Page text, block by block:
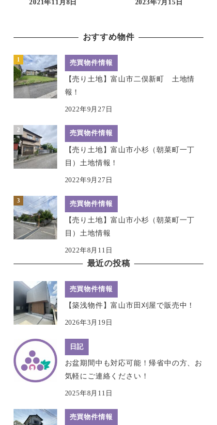
投稿日
2021年11月8日
投稿日
2023年7月15日
おすすめ物件
売買物件情報
【売り土地】富山市二俣新町 土地情
報！
2022年9月27日
売買物件情報
【売り土地】富山市小杉（朝菜町一丁
目）土地情報！
2022年9月27日
売買物件情報
【売り土地】富山市小杉（朝菜町一丁
目）土地情報
2022年8月11日
最近の投稿
売買物件情報
【築浅物件】富山市田刈屋で販売中！
2026年3月19日
日記
お盆期間中も対応可能！帰省中の方、お
気軽にご連絡ください！
2025年8月11日
売買物件情報